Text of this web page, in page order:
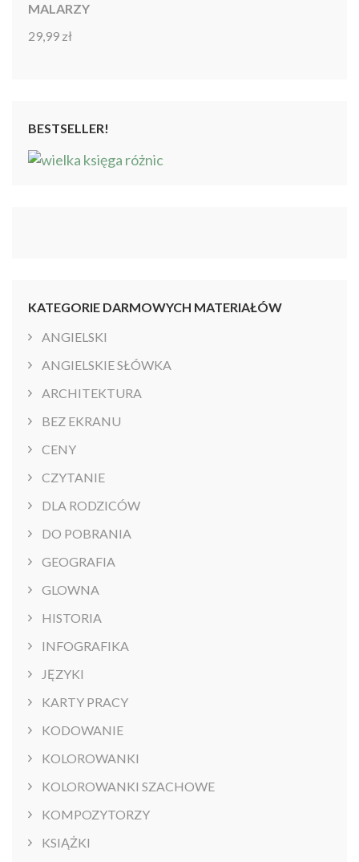
MALARZY
Oceniono
29,99 zł
BESTSELLER!
KATEGORIE DARMOWYCH MATERIAŁÓW
ANGIELSKI
ANGIELSKIE SŁÓWKA
ARCHITEKTURA
BEZ EKRANU
CENY
CZYTANIE
DLA RODZICÓW
DO POBRANIA
GEOGRAFIA
GLOWNA
HISTORIA
INFOGRAFIKA
JĘZYKI
KARTY PRACY
KODOWANIE
KOLOROWANKI
KOLOROWANKI SZACHOWE
KOMPOZYTORZY
KSIĄŻKI